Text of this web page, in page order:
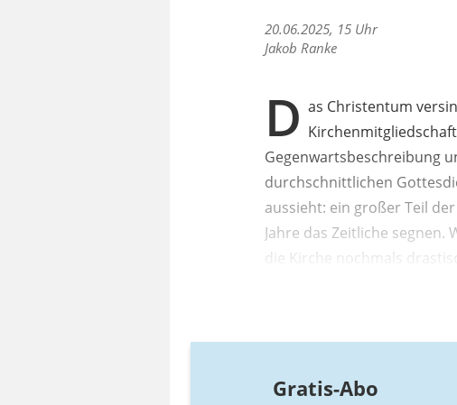
20.06.2025, 15 Uhr
Jakob Ranke
D as Christentum
Gegenwartsbeschreibung
durchschnittlichen
aussieht: ein großer Teil
Jahre das Zeitliche
die Kirche nochmals
Gratis-Abo